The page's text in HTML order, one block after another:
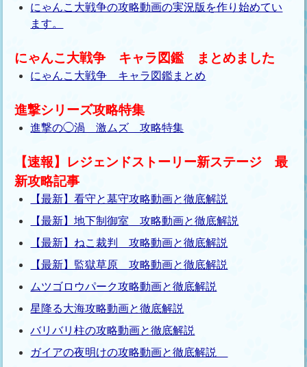
にゃんこ大戦争の攻略動画の実況版を作り始めてい
ます。
にゃんこ大戦争 キャラ図鑑 まとめました
にゃんこ大戦争 キャラ図鑑まとめ
進撃シリーズ攻略特集
進撃の◯渦 激ムズ 攻略特集
【速報】レジェンドストーリー新ステージ 最
新攻略記事
【最新】看守と墓守攻略動画と徹底解説
【最新】地下制御室 攻略動画と徹底解説
【最新】ねこ裁判 攻略動画と徹底解説
【最新】監獄草原 攻略動画と徹底解説
ムツゴロウパーク攻略動画と徹底解説
星降る大海攻略動画と徹底解説
バリバリ柱の攻略動画と徹底解説
ガイアの夜明けの攻略動画と徹底解説